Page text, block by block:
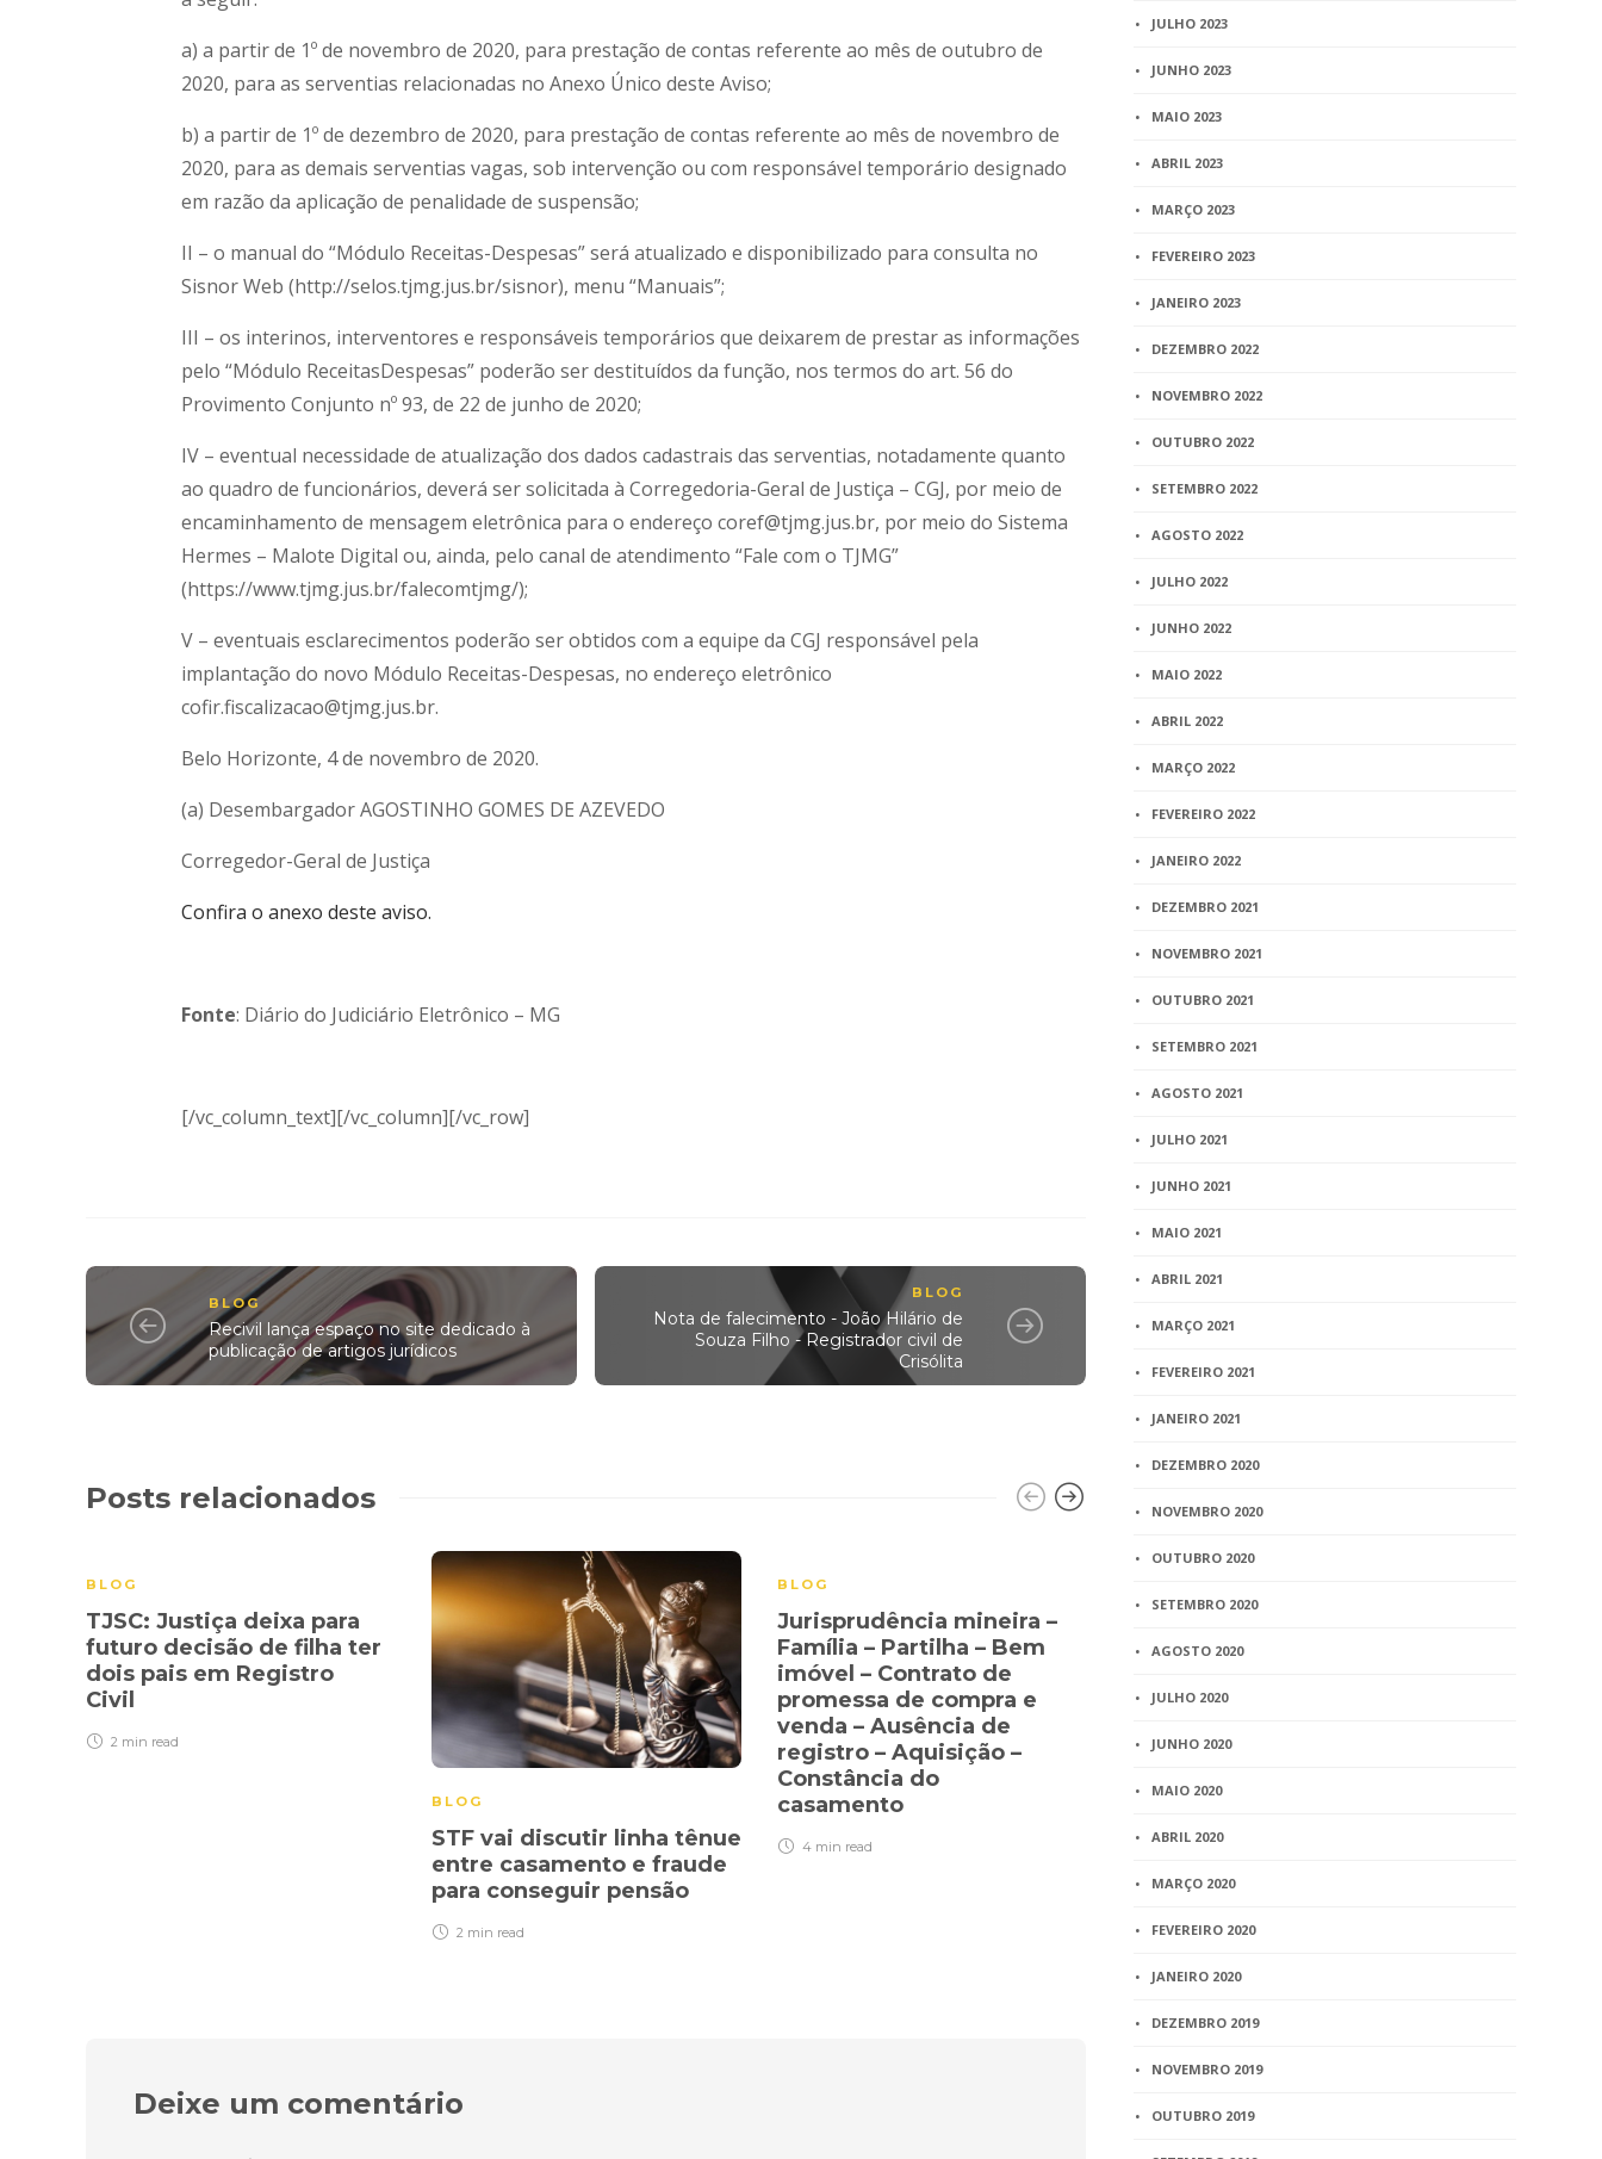
a) a partir de 1º de novembro de 2020, para prestação de contas referente ao mês de outubro de
2020, para as serventias relacionadas no Anexo Único deste Aviso;
b) a partir de 1º de dezembro de 2020, para prestação de contas referente ao mês de novembro de
2020, para as demais serventias vagas, sob intervenção ou com responsável temporário designado
em razão da aplicação de penalidade de suspensão;
II – o manual do “Módulo Receitas-Despesas” será atualizado e disponibilizado para consulta no
Sisnor Web (http://selos.tjmg.jus.br/sisnor), menu “Manuais”;
III – os interinos, interventores e responsáveis temporários que deixarem de prestar as informações
pelo “Módulo ReceitasDespesas” poderão ser destituídos da função, nos termos do art. 56 do
Provimento Conjunto nº 93, de 22 de junho de 2020;
IV – eventual necessidade de atualização dos dados cadastrais das serventias, notadamente quanto
ao quadro de funcionários, deverá ser solicitada à Corregedoria-Geral de Justiça – CGJ, por meio de
encaminhamento de mensagem eletrônica para o endereço coref@tjmg.jus.br, por meio do Sistema
Hermes – Malote Digital ou, ainda, pelo canal de atendimento “Fale com o TJMG”
(https://www.tjmg.jus.br/falecomtjmg/);
V – eventuais esclarecimentos poderão ser obtidos com a equipe da CGJ responsável pela
implantação do novo Módulo Receitas-Despesas, no endereço eletrônico
cofir.fiscalizacao@tjmg.jus.br.
Belo Horizonte, 4 de novembro de 2020.
(a) Desembargador AGOSTINHO GOMES DE AZEVEDO
Corregedor-Geral de Justiça
Confira o anexo deste aviso.
Fonte: Diário do Judiciário Eletrônico – MG
[/vc_column_text][/vc_column][/vc_row]
BLOG
Recivil lança espaço no site dedicado à
publicação de artigos jurídicos
BLOG
Nota de falecimento - João Hilário de
Souza Filho - Registrador civil de
Crisólita
Posts relacionados
BLOG
TJSC: Justiça deixa para
futuro decisão de filha ter
dois pais em Registro
Civil
2 min read
BLOG
STF vai discutir linha tênue
entre casamento e fraude
para conseguir pensão
2 min read
BLOG
Jurisprudência mineira –
Família – Partilha – Bem
imóvel – Contrato de
promessa de compra e
venda – Ausência de
registro – Aquisição –
Constância do
casamento
4 min read
Curitiba (PR) pode ser
Deixe um comentário
JULHO 2023
JUNHO 2023
MAIO 2023
ABRIL 2023
MARÇO 2023
FEVEREIRO 2023
JANEIRO 2023
DEZEMBRO 2022
NOVEMBRO 2022
OUTUBRO 2022
SETEMBRO 2022
AGOSTO 2022
JULHO 2022
JUNHO 2022
MAIO 2022
ABRIL 2022
MARÇO 2022
FEVEREIRO 2022
JANEIRO 2022
DEZEMBRO 2021
NOVEMBRO 2021
OUTUBRO 2021
SETEMBRO 2021
AGOSTO 2021
JULHO 2021
JUNHO 2021
MAIO 2021
ABRIL 2021
MARÇO 2021
FEVEREIRO 2021
JANEIRO 2021
DEZEMBRO 2020
NOVEMBRO 2020
OUTUBRO 2020
SETEMBRO 2020
AGOSTO 2020
JULHO 2020
JUNHO 2020
MAIO 2020
ABRIL 2020
MARÇO 2020
FEVEREIRO 2020
JANEIRO 2020
DEZEMBRO 2019
NOVEMBRO 2019
OUTUBRO 2019